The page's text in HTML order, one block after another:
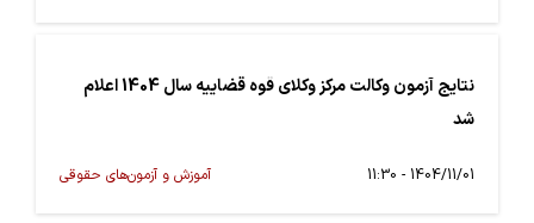
نتایج آزمون وکالت مرکز وکلای قوه قضاییه سال 1404 اعلام
شد
1404/11/01 - 11:30 آموزش و آزمون‌های حقوقی